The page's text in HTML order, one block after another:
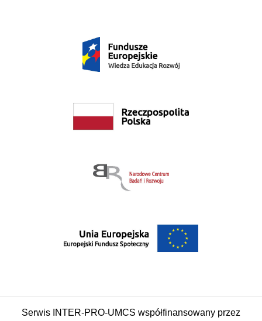
Serwis INTER-PRO-UMCS współfinansowany przez